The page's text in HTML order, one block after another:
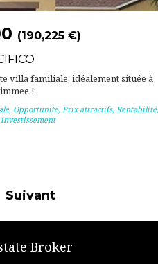
(190,225 €)
villa familiale, idéalement située à
!
, Opportunité, Prix attractifs, Rentabilité,
Suivant
Broker